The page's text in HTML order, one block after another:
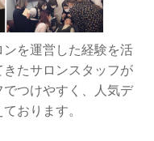
を運営した経験を活
たサロンスタッフが
つけやすく、人気デ
おります。